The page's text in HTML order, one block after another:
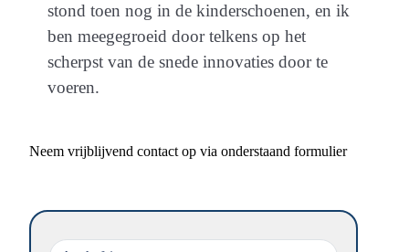
stond toen nog in de kinderschoenen, en ik
ben meegegroeid door telkens op het
scherpst van de snede innovaties door te
voeren.
Neem vrijblijvend contact op via onderstaand formulier